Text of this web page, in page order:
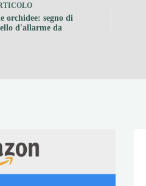
orchidee: segno di
d'allarme da